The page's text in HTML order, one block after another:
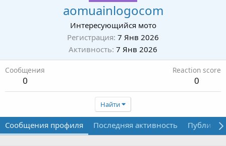
aomuainlogocom
Интересующийся мото
Регистрация 7 Янв 2026
Активность 7 Янв 2026
Сообщения
0
Reaction score
0
Найти
Сообщения профиля Последняя активность